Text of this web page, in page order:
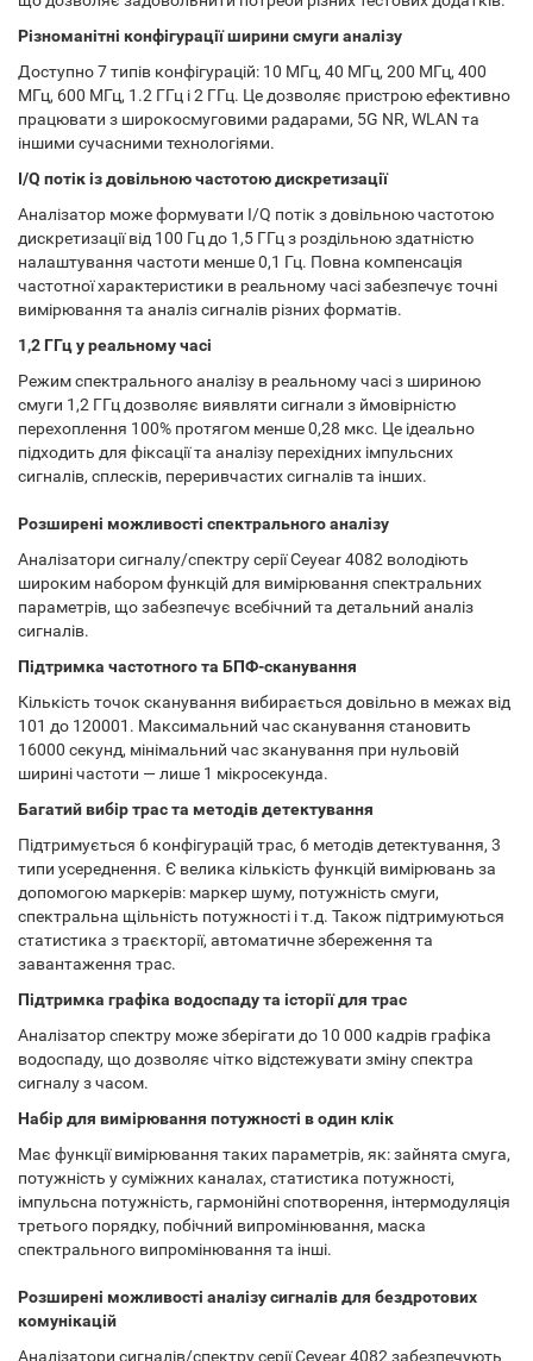
Різноманітні конфігурації ширини смуги аналізу
Доступно 7 типів конфігурацій: 10 МГц, 40 МГц, 200 МГц, 400
МГц, 600 МГц, 1.2 ГГц і 2 ГГц. Це дозволяє пристрою ефективно
працювати з широкосмуговими радарами, 5G NR, WLAN та
іншими сучасними технологіями.
I/Q потік із довільною частотою дискретизації
Аналізатор може формувати I/Q потік з довільною частотою
дискретизації від 100 Гц до 1,5 ГГц з роздільною здатністю
налаштування частоти менше 0,1 Гц. Повна компенсація
частотної характеристики в реальному часі забезпечує точні
вимірювання та аналіз сигналів різних форматів.
1,2 ГГц у реальному часі
Режим спектрального аналізу в реальному часі з шириною
смуги 1,2 ГГц дозволяє виявляти сигнали з ймовірністю
перехоплення 100% протягом менше 0,28 мкс. Це ідеально
підходить для фіксації та аналізу перехідних імпульсних
сигналів, сплесків, переривчастих сигналів та інших.
Розширені можливості спектрального аналізу
Аналізатори сигналу/спектру серії Ceyear 4082 володіють
широким набором функцій для вимірювання спектральних
параметрів, що забезпечує всебічний та детальний аналіз
сигналів.
Підтримка частотного та БПФ-сканування
Кількість точок сканування вибирається довільно в межах від
101 до 120001. Максимальний час сканування становить
16000 секунд, мінімальний час зканування при нульовій
ширині частоти — лише 1 мікросекунда.
Багатий вибір трас та методів детектування
Підтримується 6 конфігурацій трас, 6 методів детектування, 3
типи усереднення. Є велика кількість функцій вимірювань за
допомогою маркерів: маркер шуму, потужність смуги,
спектральна щільність потужності і т.д. Також підтримуються
статистика з траєкторії, автоматичне збереження та
завантаження трас.
Підтримка графіка водоспаду та історії для трас
Аналізатор спектру може зберігати до 10 000 кадрів графіка
водоспаду, що дозволяє чітко відстежувати зміну спектра
сигналу з часом.
Набір для вимірювання потужності в один клік
Має функції вимірювання таких параметрів, як: зайнята смуга,
потужність у суміжних каналах, статистика потужності,
імпульсна потужність, гармонійні спотворення, інтермодуляція
третього порядку, побічний випромінювання, маска
спектрального випромінювання та інші.
Розширені можливості аналізу сигналів для бездротових
комунікацій
Аналізатори сигналів/спектру серії Ceyear 4082 забезпечують